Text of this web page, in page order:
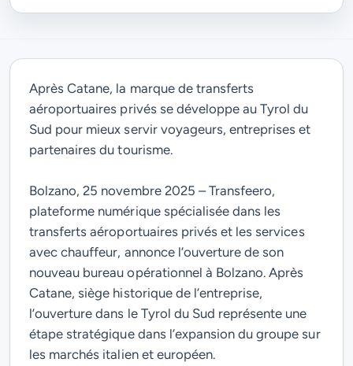
Après Catane, la marque de transferts
aéroportuaires privés se développe au Tyrol du
Sud pour mieux servir voyageurs, entreprises et
partenaires du tourisme.
Bolzano, 25 novembre 2025 – Transfeero,
plateforme numérique spécialisée dans les
transferts aéroportuaires privés et les services
avec chauffeur, annonce l’ouverture de son
nouveau bureau opérationnel à Bolzano. Après
Catane, siège historique de l’entreprise,
l’ouverture dans le Tyrol du Sud représente une
étape stratégique dans l’expansion du groupe sur
les marchés italien et européen.